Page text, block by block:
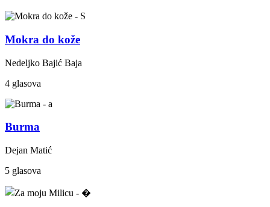
Mokra do kože
Nedeljko Bajić Baja
4 glasova
Burma
Dejan Matić
5 glasova